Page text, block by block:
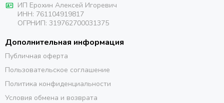
ИП Ерохин Алексей Игоревич
ИНН: 761104919817
ОГРНИП: 319762700031375
Дополнительная информация
Публичная оферта
Пользовательское соглашение
Политика конфиденциальности
Условия обмена и возврата